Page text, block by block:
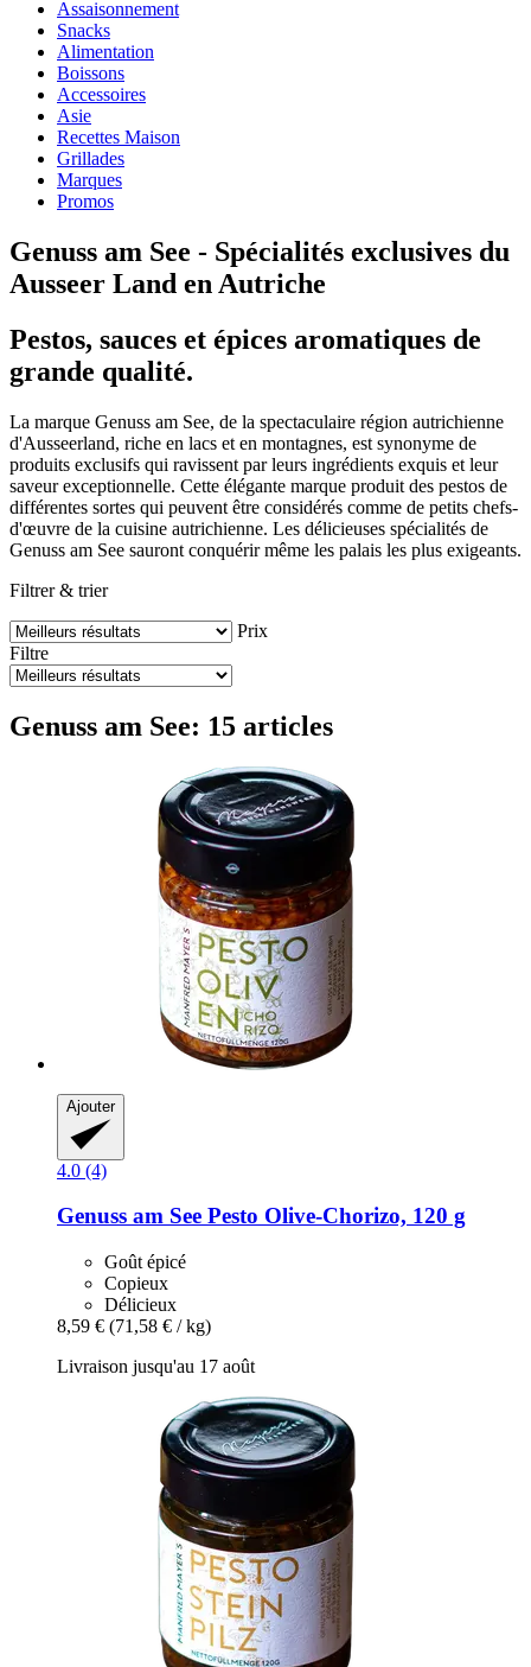
Assaisonnement
Snacks
Alimentation
Boissons
Accessoires
Asie
Recettes Maison
Grillades
Marques
Promos
Genuss am See - Spécialités exclusives du
Ausseer Land en Autriche
Pestos, sauces et épices aromatiques de
grande qualité.
La marque Genuss am See, de la spectaculaire région autrichienne
d'Ausseerland, riche en lacs et en montagnes, est synonyme de
produits exclusifs qui ravissent par leurs ingrédients exquis et leur
saveur exceptionnelle. Cette élégante marque produit des pestos de
différentes sortes qui peuvent être considérés comme de petits chefs-
d'œuvre de la cuisine autrichienne. Les délicieuses spécialités de
Genuss am See sauront conquérir même les palais les plus exigeants.
Filtrer & trier
Prix
Filtre
Genuss am See: 15 articles
Ajouter
4.0 (4)
Genuss am See Pesto Olive-​Chorizo, 120 g
Goût épicé
Copieux
Délicieux
8,59 € (71,58 € / kg)
Livraison jusqu'au 17 août